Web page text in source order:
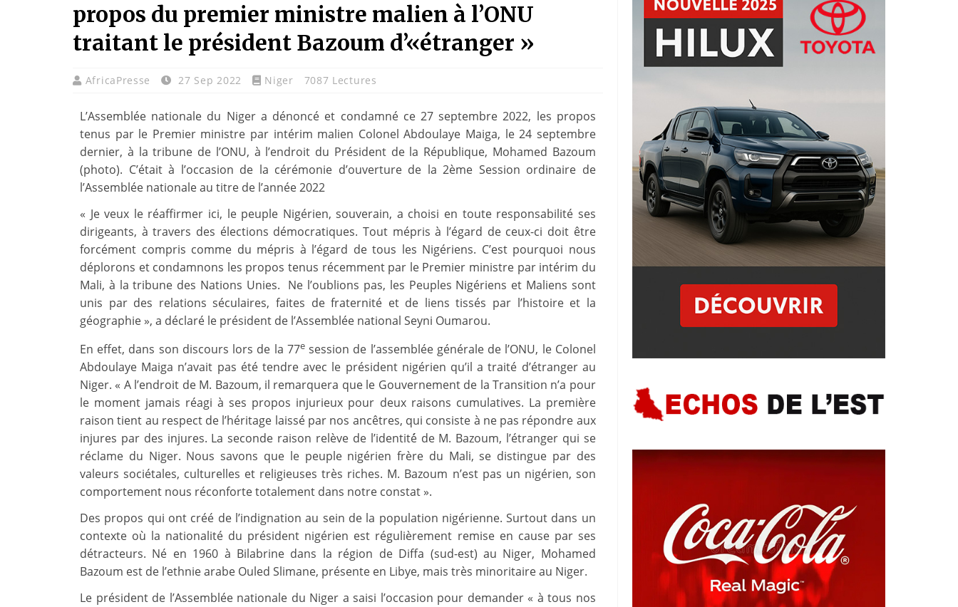
propos du premier ministre malien à l’ONU
traitant le président Bazoum d’«étranger »
AfricaPresse 27 Sep 2022 Niger 7087 Lectures
L’Assemblée nationale du Niger a dénoncé et condamné ce 27 septembre 2022, les propos
tenus par le Premier ministre par intérim malien Colonel Abdoulaye Maiga, le 24 septembre
dernier, à la tribune de l’ONU, à l’endroit du Président de la République, Mohamed Bazoum
(photo). C’était à l’occasion de la cérémonie d’ouverture de la 2ème Session ordinaire de
l’Assemblée nationale au titre de l’année 2022
« Je veux le réaffirmer ici, le peuple Nigérien, souverain, a choisi en toute responsabilité ses
dirigeants, à travers des élections démocratiques. Tout mépris à l’égard de ceux-ci doit être
forcément compris comme du mépris à l’égard de tous les Nigériens. C’est pourquoi nous
déplorons et condamnons les propos tenus récemment par le Premier ministre par intérim du
Mali, à la tribune des Nations Unies. Ne l’oublions pas, les Peuples Nigériens et Maliens sont
unis par des relations séculaires, faites de fraternité et de liens tissés par l’histoire et la
géographie », a déclaré le président de l’Assemblée national Seyni Oumarou.
En effet, dans son discours lors de la 77esession de l’assemblée générale de l’ONU, le Colonel
Abdoulaye Maiga n’avait pas été tendre avec le président nigérien qu’il a traité d’étranger au
Niger. « A l’endroit de M. Bazoum, il remarquera que le Gouvernement de la Transition n’a pour
le moment jamais réagi à ses propos injurieux pour deux raisons cumulatives. La première
raison tient au respect de l’héritage laissé par nos ancêtres, qui consiste à ne pas répondre aux
injures par des injures. La seconde raison relève de l’identité́ de M. Bazoum, l’étranger qui se
réclame du Niger. Nous savons que le peuple nigérien frère du Mali, se distingue par des
valeurs sociétales, culturelles et religieuses très riches. M. Bazoum n’est pas un nigérien, son
comportement nous réconforte totalement dans notre constat ».
Des propos qui ont créé de l’indignation au sein de la population nigérienne. Surtout dans un
contexte où la nationalité du président nigérien est régulièrement remise en cause par ses
détracteurs. Né en 1960 à Bilabrine dans la région de Diffa (sud-est) au Niger, Mohamed
Bazoum est de l’ethnie arabe Ouled Slimane, présente en Libye, mais très minoritaire au Niger.
Le président de l’Assemblée nationale du Niger a saisi l’occasion pour demander « à tous nos